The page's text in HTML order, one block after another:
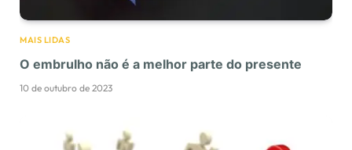
MAIS LIDAS
O embrulho não é a melhor parte do presente
10 de outubro de 2023